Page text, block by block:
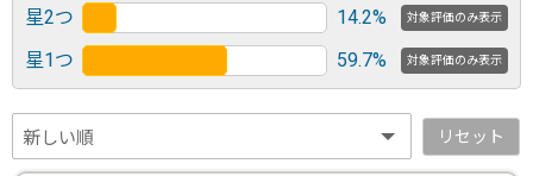
星2つ 14.2% 対象評価のみ表示
星1つ 59.7% 対象評価のみ表示
リセット